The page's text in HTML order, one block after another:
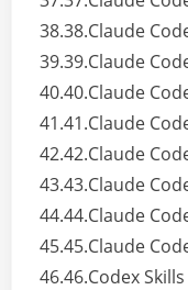
38.38.Claude
39.39.Claude
40.40.Claude
41.41.Claude
42.42.Claude
43.43.Claude
44.44.Claude
45.45.Claude
46.46.Codex